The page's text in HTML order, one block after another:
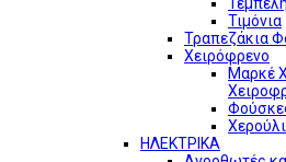
Τιμόνια
Τραπεζάκια
Χειρόφρενο
Μαρκέ
ΗΛΕΚΤΡΙΚΑ